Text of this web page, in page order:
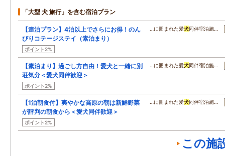
「大型 犬 旅行」を含む宿泊プラン
【連泊プラン】4泊以上でさらにお得！のん
びりコテージステイ（素泊まり）
ポイント2%
…に囲まれた愛犬同伴宿泊施…
【素泊まり】過ごし方自由！愛犬と一緒に別
荘気分＜愛犬同伴歓迎＞
ポイント2%
…に囲まれた愛犬同伴宿泊施…
【1泊朝食付】爽やかな高原の朝は新鮮野菜
が評判の朝食から＜愛犬同伴歓迎＞
ポイント2%
…に囲まれた愛犬同伴宿泊施…
この施